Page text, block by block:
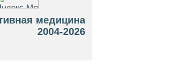
медицина
2004-2026